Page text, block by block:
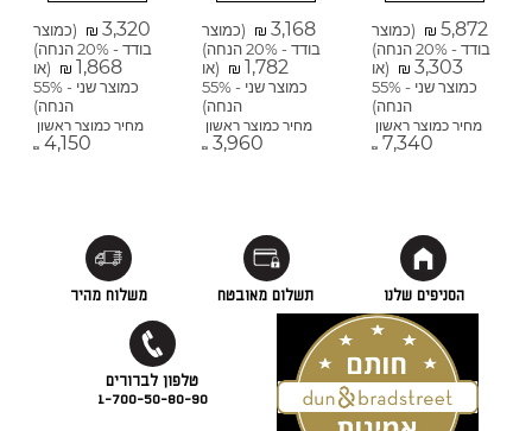
₪ 5,872
(כמוצר
בודד - 20% הנחה)
₪ 3,303
(או
כמוצר שני - 55%
הנחה)
מחיר כמוצר ראשון
₪ 7,340
₪ 3,168
(כמוצר
בודד - 20% הנחה)
₪ 1,782
(או
כמוצר שני - 55%
הנחה)
מחיר כמוצר ראשון
₪ 3,960
₪ 3,320
(כמוצר
בודד - 20% הנחה)
₪ 1,868
(או
כמוצר שני - 55%
הנחה)
מחיר כמוצר ראשון
₪ 4,150
הסניפים שלנו תשלום מאובטח משלוח מהיר
1-700-50-80-90